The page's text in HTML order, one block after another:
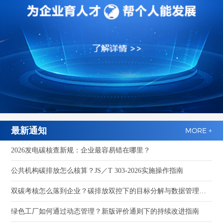
最新通知 MORE +
2026发电碳核查新规：企业最容易错在哪里？
公共机构碳排放怎么核算？JS／T 303-2026实施操作指南
绿色工厂如何通过动态管理？新版评价通则下的持续改进指南